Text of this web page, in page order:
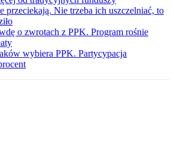
przeciekają. Nie trzeba ich uszczelniać, to
o zwrotach z PPK. Program rośnie
wybiera PPK. Partycypacja